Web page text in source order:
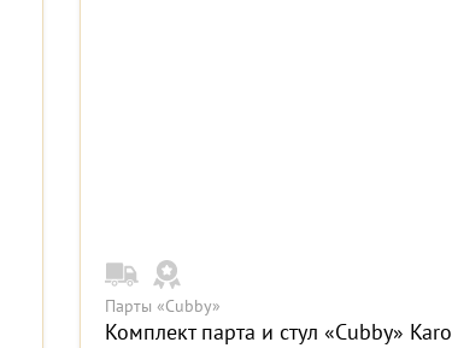
Парты «Cubby»
Комплект парта и стул «Cubby» Karo